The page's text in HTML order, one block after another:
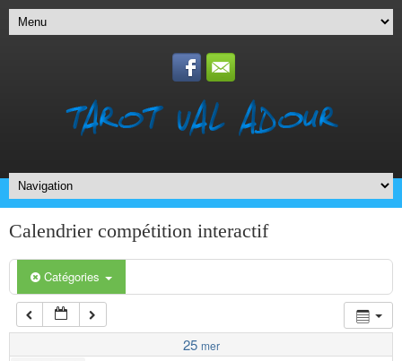
Calendrier compétition interactif
Catégories
25 mer
6 h 00 min
7 h 00 min